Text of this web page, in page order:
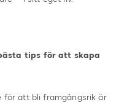
tips för att skapa
för att bli framgångsrik är